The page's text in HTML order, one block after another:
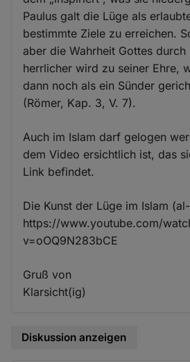
Paulus galt die Lüge als
bestimmte Ziele zu erreichen.
aber die Wahrheit Gottes durch
herrlicher wird zu seiner Ehre,
dann noch als ein Sünder
(Römer, Kap. 3, V. 7).
Auch im Islam darf gelogen
dem Video ersichtlich ist, das
Link befindet.
Die Kunst der Lüge im Islam
https://www.youtube.com/
v=oOQ9N283bCE
Gruß von
Klarsicht(ig)
Diskussion anzeigen